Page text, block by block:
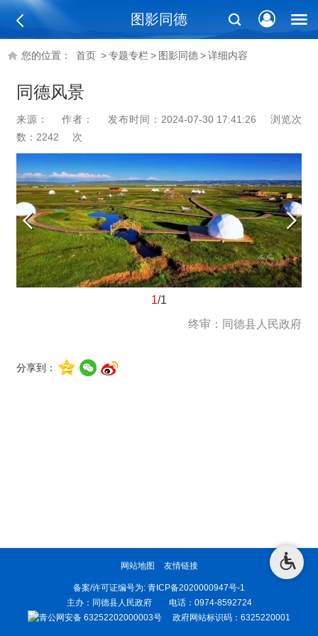
图影同德
您的位置： 首页 >专题专栏> 图影同德>详细内容
同德风景
来源： 作者： 发布时间：2024-07-30 17:41:26
浏览次
数： 2242 次
1/1
终审：同德县人民政府
分享到：
网站地图 友情链接
备案/许可证编号为: 青ICP备2020000947号-1
主办：同德县人民政府 电话：0974-8592724
青公网安备 63252202000003号 政府网站标识码：6325220001